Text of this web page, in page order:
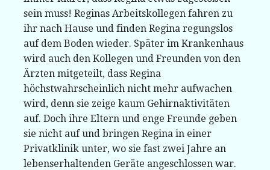
sein muss! Reginas Arbeitskollegen fahren zu
ihr nach Hause und finden Regina regungslos
auf dem Boden wieder. Später im Krankenhaus
wird auch den Kollegen und Freunden von den
Ärzten mitgeteilt, dass Regina
höchstwahrscheinlich nicht mehr aufwachen
wird, denn sie zeige kaum Gehirnaktivitäten
auf. Doch ihre Eltern und enge Freunde geben
sie nicht auf und bringen Regina in einer
Privatklinik unter, wo sie fast zwei Jahre an
lebenserhaltenden Geräte angeschlossen war.